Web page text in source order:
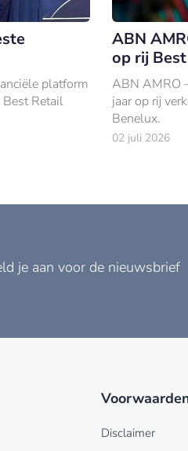
platform
Best Retail
ABN
op rij
ABN AMRO
jaar op rij
Benelux.
02 juli 2026
je aan voor de nieuwsbrief
Disclaimer